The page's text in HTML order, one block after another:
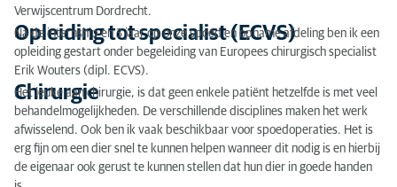
Verwijscentrum Dordrecht.
Opleiding tot specialist (ECVS)
Na de internship en 3 jaar op onze spoed en opname afdeling ben ik een
opleiding gestart onder begeleiding van Europees chirurgisch specialist
Erik Wouters (dipl. ECVS).
Chirurgie
Het leuke aan chirurgie, is dat geen enkele patiënt hetzelfde is met veel
behandelmogelijkheden. De verschillende disciplines maken het werk
afwisselend. Ook ben ik vaak beschikbaar voor spoedoperaties. Het is
erg fijn om een dier snel te kunnen helpen wanneer dit nodig is en hierbij
de eigenaar ook gerust te kunnen stellen dat hun dier in goede handen